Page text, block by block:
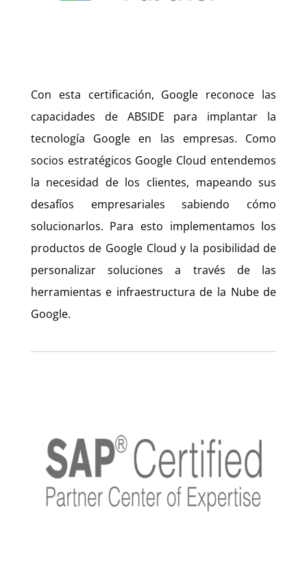
Con esta certificación, Google reconoce las
capacidades de ABSIDE para implantar la
tecnología Google en las empresas. Como
socios estratégicos Google Cloud entendemos
la necesidad de los clientes, mapeando sus
desafíos empresariales sabiendo cómo
solucionarlos. Para esto implementamos los
productos de Google Cloud y la posibilidad de
personalizar soluciones a través de las
herramientas e infraestructura de la Nube de
Google.